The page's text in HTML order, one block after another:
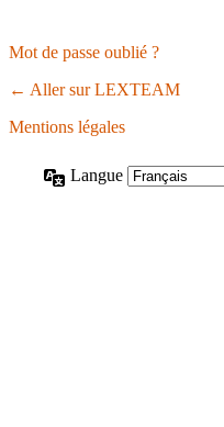
Mot de passe oublié ?
← Aller sur LEXTEAM
Mentions légales
Langue